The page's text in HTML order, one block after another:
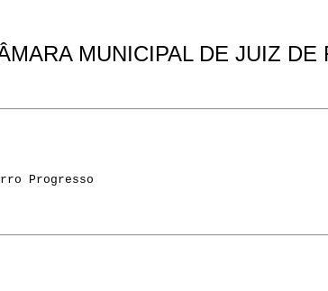
MUNICIPAL DE JUIZ DE
Progresso